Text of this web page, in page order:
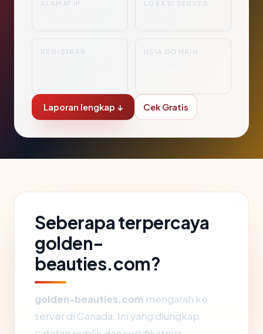
ALAMAT IP LOKASI SERVER
REGISTRAR USIA DOMAIN
Laporan lengkap ↓ Cek Gratis
Seberapa terpercaya
golden-
beauties.com?
golden-beauties.com mengarah ke
server di Canada. Ini yang diungkap